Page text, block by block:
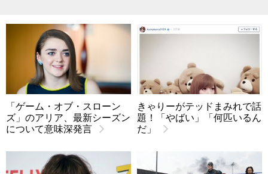
「ゲーム・オブ・スローン
ズ」のアリア、最新シーズン
について意味深発言
きゃりーがテッドまみれで話
題！「やばい」「何匹いるん
だ」